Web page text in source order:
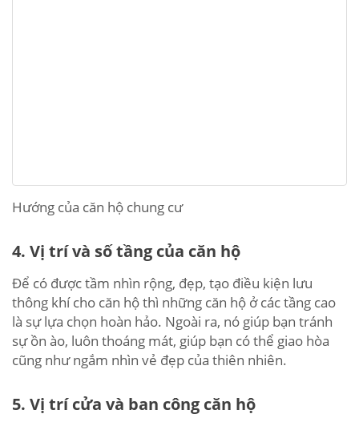
Hướng của căn hộ chung cư
4. Vị trí và số tầng của căn hộ
Để có được tầm nhìn rộng, đẹp, tạo điều kiện lưu
thông khí cho căn hộ thì những căn hộ ở các tầng cao
là sự lựa chọn hoàn hảo. Ngoài ra, nó giúp bạn tránh
sự ồn ào, luôn thoáng mát, giúp bạn có thể giao hòa
cũng như ngắm nhìn vẻ đẹp của thiên nhiên.
5. Vị trí cửa và ban công căn hộ